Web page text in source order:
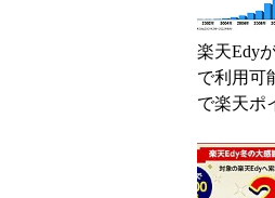
楽天Edy
で利用
で楽天ポ
山分け